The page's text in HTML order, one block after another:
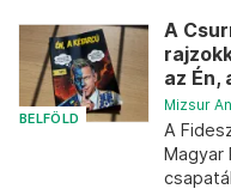
BELFÖLD
A
az Én,
Mizsur
A
Magyar